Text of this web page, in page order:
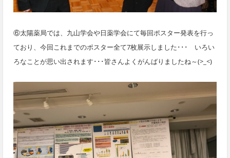
⑥太陽薬局では、九山学会や日薬学会にて毎回ポスター発表を行っ
ており、今回これまでのポスター全て7枚展示しました･･･ いろい
ろなことが思い出されます･･･皆さんよくがんばりましたね～(>_<)